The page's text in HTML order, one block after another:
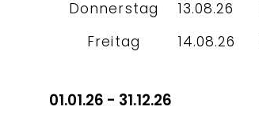
Donnerstag 13.08.26
Freitag 14.08.26
01.01.26 - 31.12.26